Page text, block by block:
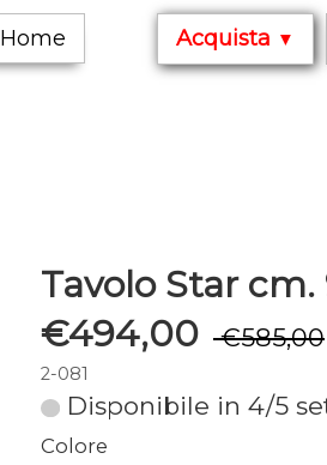
Home Acquista ▼
Tavolo Star
€494,00 €585,00
2-081
Disponibile in 4/5
Colore